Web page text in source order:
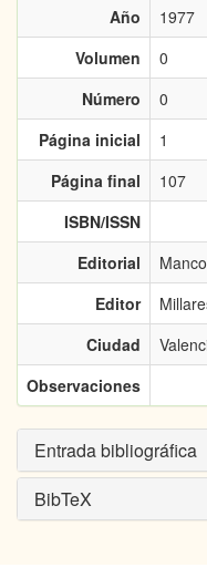
Año
1977
Volumen
0
Número
0
Página inicial
1
Página final
107
ISBN/ISSN
Editorial
Editor
Ciudad
Observaciones
Entrada bibliográfica
BibTeX